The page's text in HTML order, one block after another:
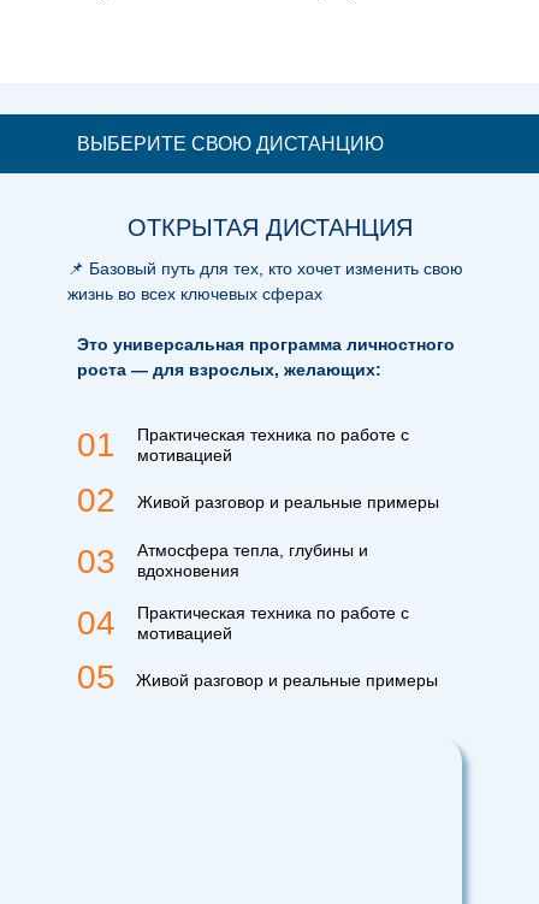
ОТКРЫТАЯ ДИСТАНЦИЯ
ВЫБЕРИТЕ СВОЮ ДИСТАНЦИЮ
📌 Базовый путь для тех, кто хочет изменить свою
жизнь во всех ключевых сферах
Живой разговор и реальные примеры
Атмосфера тепла, глубины и
вдохновения
Живой разговор и реальные примеры
02
Практическая техника по работе с
мотивацией
01
Практическая техника по работе с
мотивацией
05
03
04
Это универсальная программа личностного
роста — для взрослых, желающих: